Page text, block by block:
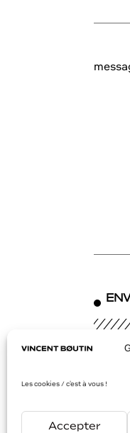
Les cookies / c'est à vous !
Accepter